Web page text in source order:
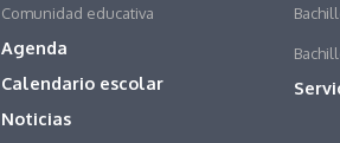
Comunidad educativa
Agenda
Calendario escolar
Noticias